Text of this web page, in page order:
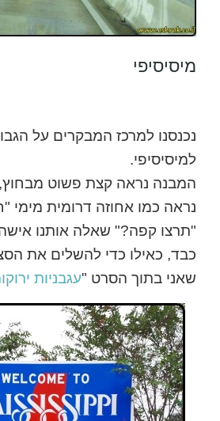
מיסיסיפי
נכנסנו למרכז המבקרים על
למיסיסיפי.
המבנה נראה קצת פשוט
נראה כמו אחוזה דרומית מימי
"תרצו קפה?" שאלה אותנו
כבד, כאילו כדי להשלים את
שאני בתוך הסרט "עגבניות